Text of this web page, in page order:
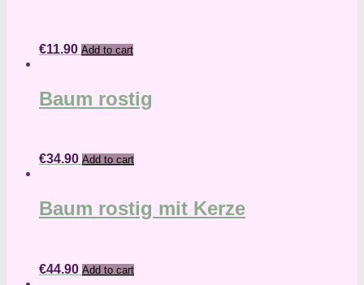
€11.90 Add to cart
Baum rostig
€34.90 Add to cart
Baum rostig mit Kerze
€44.90 Add to cart